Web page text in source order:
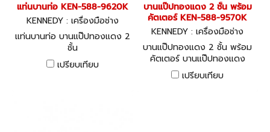
แท่นบานท่อ KEN-588-9620K
KENNEDY : เครื่องมือช่าง
แท่นบานท่อ บานแป๊ปทองแดง 2
ชั้น
เปรียบเทียบ
บานแป๊ปทองแดง 2 ชั้น พร้อม
คัตเตอร์ KEN-588-9570K
KENNEDY : เครื่องมือช่าง
บานแป๊ปทองแดง 2 ชั้น พร้อม
คัตเตอร์ บานแป๊ปทองแดง
พร้อมคัตเตอร์ตัดท่อ
เปรียบเทียบ